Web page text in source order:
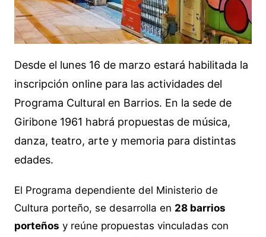
Desde el lunes 16 de marzo estará habilitada la
inscripción online para las actividades del
Programa Cultural en Barrios. En la sede de
Giribone 1961 habrá propuestas de música,
danza, teatro, arte y memoria para distintas
edades.
El Programa dependiente del Ministerio de
Cultura porteño, se desarrolla en 28 barrios
porteños y reúne propuestas vinculadas con